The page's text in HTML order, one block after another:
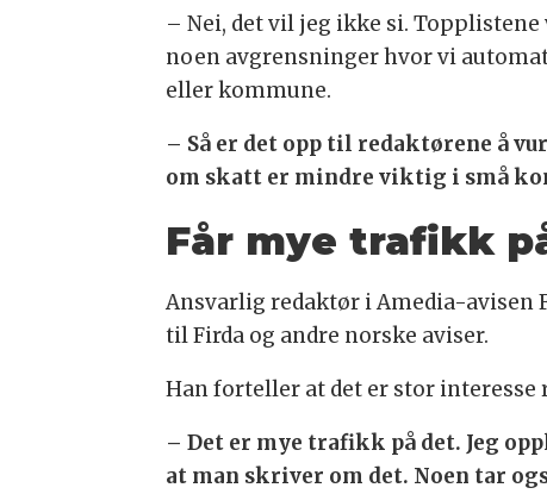
– Nei, det vil jeg ikke si.
noen avgrensninger hvor vi
eller kommune.
– Så er det opp til redaktørene å
om skatt er mindre viktig i små
Får mye trafikk
Ansvarlig redaktør i Amedia-avisen
til Firda og andre norske aviser.
Han forteller at det er stor
– Det er mye trafikk på det. Jeg
at man skriver om det. Noen tar